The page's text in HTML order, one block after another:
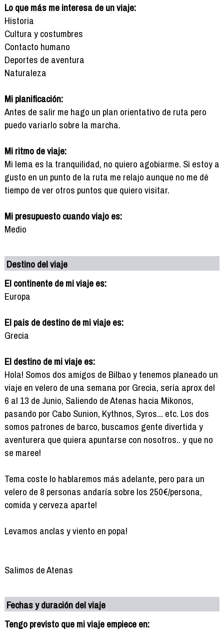
Lo que más me interesa de un viaje:
Historia
Cultura y costumbres
Contacto humano
Deportes de aventura
Naturaleza
Mi planificación:
Antes de salir me hago un plan orientativo de ruta pero
puedo variarlo sobre la marcha.
Mi ritmo de viaje:
Mi lema es la tranquilidad, no quiero agobiarme. Si estoy a
gusto en un punto de la ruta me relajo aunque no me dé
tiempo de ver otros puntos que quiero visitar.
Mi presupuesto cuando viajo es:
Medio
Destino del viaje
El continente de mi viaje es:
Europa
El pais de destino de mi viaje es:
Grecia
El destino de mi viaje es:
Hola! Somos dos amigos de Bilbao y tenemos planeado un
viaje en velero de una semana por Grecia, sería aprox del
6 al 13 de Junio, Saliendo de Atenas hacia Mikonos,
pasando por Cabo Sunion, Kythnos, Syros... etc. Los dos
somos patrones de barco, buscamos gente divertida y
aventurera que quiera apuntarse con nosotros.. y que no
se maree!
Tema coste lo hablaremos más adelante, pero para un
velero de 8 personas andaría sobre los 250€/persona,
comida y cerveza aparte!
Levamos anclas y viento en popa!
Salimos de Atenas
Fechas y duración del viaje
Tengo previsto que mi viaje empiece en: